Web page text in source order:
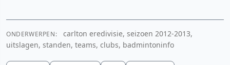
ONDERWERPEN:
carlton eredivisie, seizoen 2012-2013,
uitslagen, standen, teams, clubs, badmintoninfo